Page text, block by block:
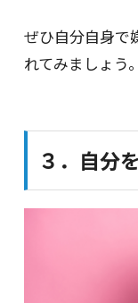
ぜひ自分自身で
れてみましょう。
３．自分